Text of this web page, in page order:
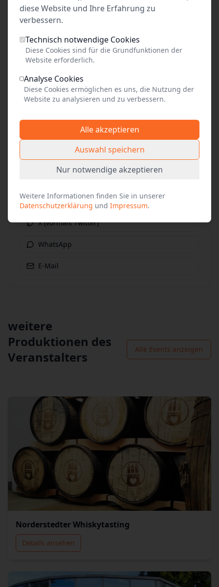
49,00
pro Person
Event teilen
Link kopieren
Facebook
X (vormals Twitter)
WhatsApp
E-Mail
weitere
Produktionen des
Veranstalters
Alle Events anzeigen
Norderstedter Whiskytasting
Details ansehen
diese Website und Ihre Erfahrung zu
verbessern.
Technisch notwendige Cookies
Diese Cookies sind für die Grundfunktionen der
Website erforderlich.
Analyse Cookies
Diese Cookies ermöglichen es uns, die Nutzung der
Website zu analysieren und zu verbessern.
Alle akzeptieren
Auswahl speichern
Nur notwendige akzeptieren
Weitere Informationen finden Sie in unserer
Datenschutzerklärung und Impressum.